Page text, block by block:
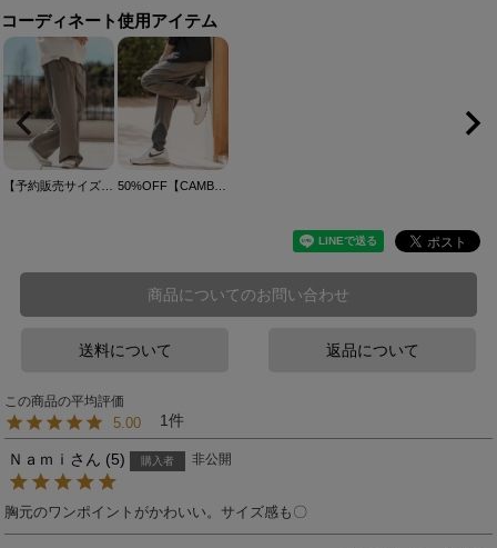
コーディネート使用アイテム
商品についてのお問い合わせ
送料について 返品について
5.00 1
Ｎａｍｉ 5 購入者 非公開
胸元のワンポイントがかわいい。サイズ感も〇